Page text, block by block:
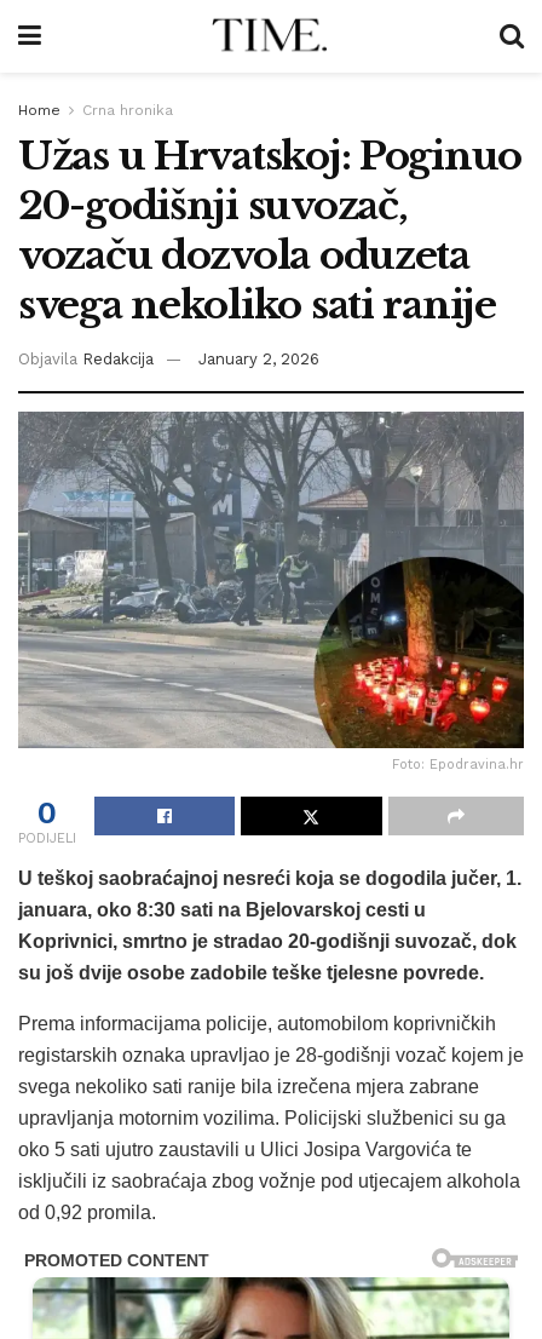
Home Crna hronika
Užas u Hrvatskoj: Poginuo
20-godišnji suvozač,
vozaču dozvola oduzeta
svega nekoliko sati ranije
Objavila Redakcija January 2, 2026
Foto: Epodravina.hr
0
PODIJELI
U teškoj saobraćajnoj nesreći koja se dogodila jučer, 1.
januara, oko 8:30 sati na Bjelovarskoj cesti u
Koprivnici, smrtno je stradao 20-godišnji suvozač, dok
su još dvije osobe zadobile teške tjelesne povrede.
Prema informacijama policije, automobilom koprivničkih
registarskih oznaka upravljao je 28-godišnji vozač kojem je
svega nekoliko sati ranije bila izrečena mjera zabrane
upravljanja motornim vozilima. Policijski službenici su ga
oko 5 sati ujutro zaustavili u Ulici Josipa Vargovića te
isključili iz saobraćaja zbog vožnje pod utjecajem alkohola
od 0,92 promila.